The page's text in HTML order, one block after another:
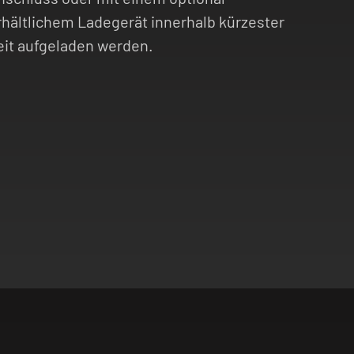
Ladegerät innerhalb kürzester
aufgeladen werden.